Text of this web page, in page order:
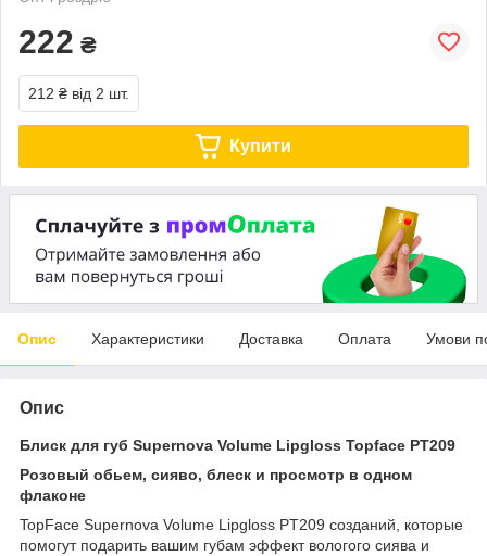
222 ₴
212 ₴ від 2 шт.
Купити
Опис Характеристики Доставка Оплата Умови
Опис
Блиск для губ Supernova Volume Lipgloss Topface PT209
Розовый обьем, сияво, блеск и просмотр в одном
флаконе
TopFace Supernova Volume Lipgloss PT209 созданий, которые
помогут подарить вашим губам эффект вологого сиява и